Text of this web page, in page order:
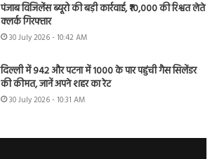
पंजाब विजिलेंस ब्यूरो की बड़ी कार्रवाई, ₹10,000 की रिश्वत लेते
क्लर्क गिरफ्तार
30 July 2026 - 10:42 AM
दिल्ली में 942 और पटना में 1000 के पार पहुंची गैस सिलेंडर
की कीमत, जानें अपने शहर का रेट
30 July 2026 - 10:31 AM